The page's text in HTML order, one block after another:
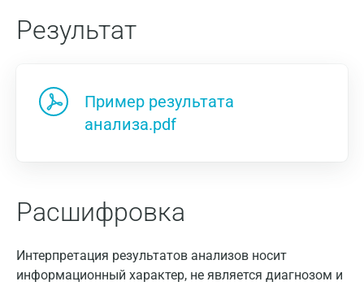
Результат
Пример результата
анализа.pdf
Расшифровка
Интерпретация результатов анализов носит
информационный характер, не является диагнозом и